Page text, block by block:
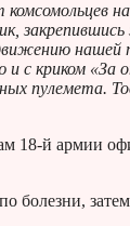
нашей
с криком «За
пулемета.
18-й армии
болезни,